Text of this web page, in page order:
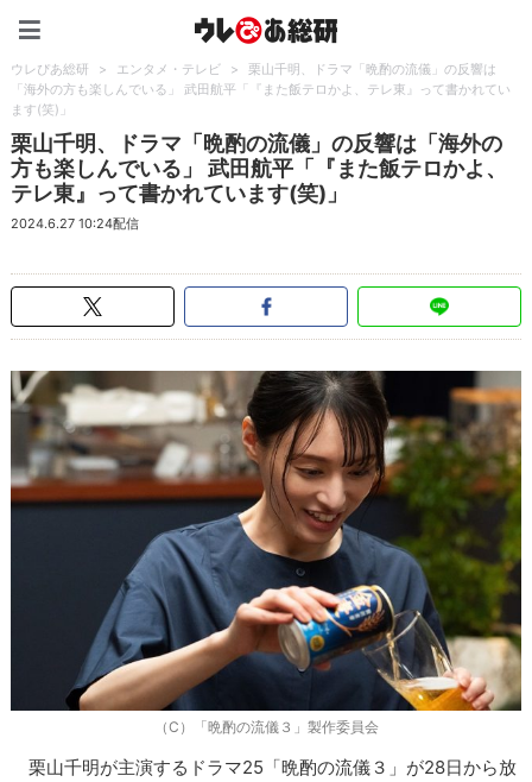
ウレぴあ総研 > エンタメ・テレビ >
栗山千明、ドラマ「晩酌の流儀」の反響は
「海外の方も楽しんでいる」 武田航平「『また飯テロかよ、テレ東』って書かれてい
ます(笑)」
栗山千明、ドラマ「晩酌の流儀」の反響は「海外の
方も楽しんでいる」 武田航平「『また飯テロかよ、
テレ東』って書かれています(笑)」
2024.6.27 10:24配信
（C）「晩酌の流儀３」製作委員会
栗山千明が主演するドラマ25「晩酌の流儀３」が28日から放